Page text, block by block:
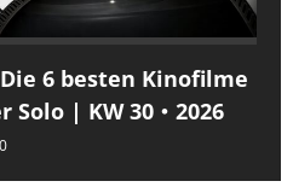
6 besten Kinofilme
Solo | KW 30・2026
0